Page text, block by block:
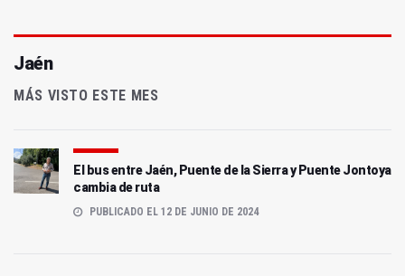
Jaén
MÁS VISTO ESTE MES
El bus entre Jaén, Puente de la Sierra y Puente Jontoya
cambia de ruta
PUBLICADO EL 12 DE JUNIO DE 2024